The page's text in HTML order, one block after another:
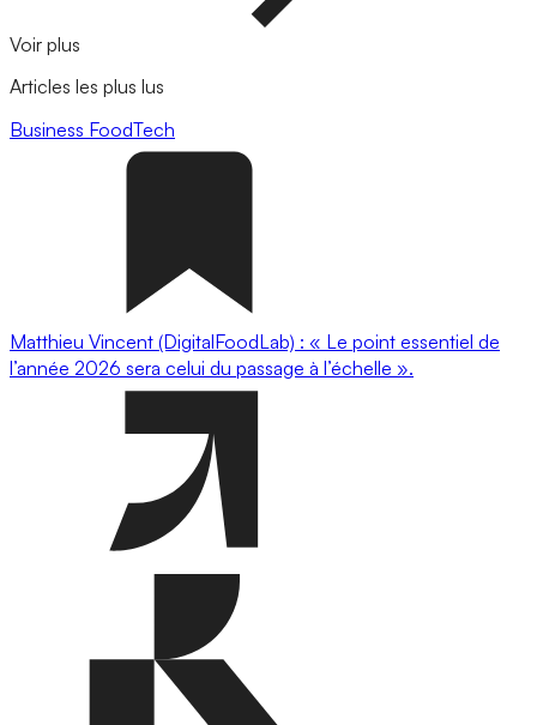
Voir plus
Articles les plus lus
Business FoodTech
Matthieu Vincent (DigitalFoodLab) : « Le point essentiel de
l’année 2026 sera celui du passage à l’échelle ».